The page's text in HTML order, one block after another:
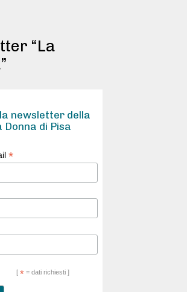
“La
newsletter della
Donna di Pisa
*
[ *= dati richiesti ]